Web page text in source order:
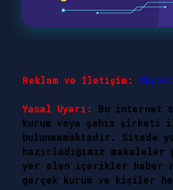
Reklam ve İletişim:
Yasal Uyarı:
Bu internet
kurum veya şahıs şirketi
bulunmamaktadır. Sitede
hazırladığımız
yer alan içerikler haber
gerçek kurum ve kişiler